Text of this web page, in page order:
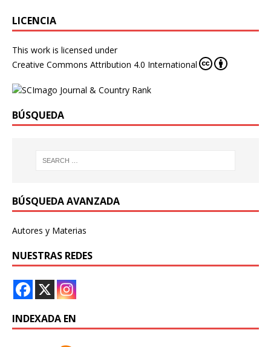
LICENCIA
This work is licensed under
Creative Commons Attribution 4.0 International
BÚSQUEDA
BÚSQUEDA AVANZADA
Autores y Materias
NUESTRAS REDES
INDEXADA EN